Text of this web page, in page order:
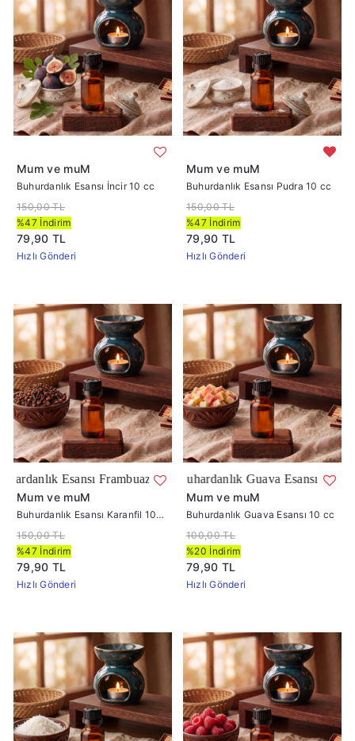
Mum ve muM
Buhurdanlık Esansı İncir 10 cc
150,00 TL
%47 İndirim
79,90 TL
Hızlı Gönderi
Mum ve muM
Buhurdanlık Esansı Pudra 10 cc
150,00 TL
%47 İndirim
79,90 TL
Hızlı Gönderi
Frambuaz
Mum ve muM
Buhurdanlık Esansı Karanfil 10
cc
150,00 TL
%47 İndirim
79,90 TL
Hızlı Gönderi
Buhardanlık Guava Esansı 10 cc
Mum ve muM
Buhurdanlık Guava Esansı 10 cc
100,00 TL
%20 İndirim
79,90 TL
Hızlı Gönderi